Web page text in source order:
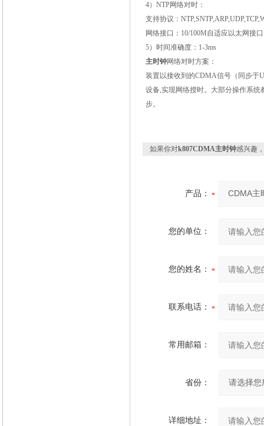
4） NTP 网络对时：
支持协议：
网络接口： 10/100M自适应以太网接
5）时间准确度： 1-3ms
主时钟网络对时方案：
装置以接收到的CDMA信号（同步于
设备,实现网络授时。大部分操作系统
步。
如果你对k807CDMA主时钟感兴趣
产品：
您的单位：
您的姓名：
联系电话：
常用邮箱：
省份：
详细地址：